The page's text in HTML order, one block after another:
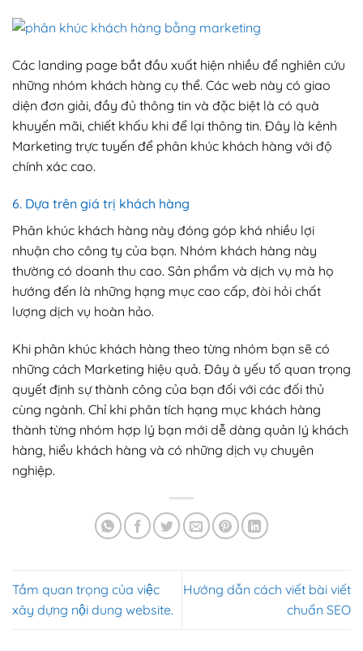
Các landing page bắt đầu xuất hiện nhiều để nghiên cứu
những nhóm khách hàng cụ thể. Các web này có giao
diện đơn giải, đầy đủ thông tin và đặc biệt là có quà
khuyến mãi, chiết khấu khi để lại thông tin. Đây là kênh
Marketing trực tuyến để phân khúc khách hàng với độ
chính xác cao.
6. Dựa trên giá trị khách hàng
Phân khúc khách hàng này đóng góp khá nhiều lợi
nhuận cho công ty của bạn. Nhóm khách hàng này
thường có doanh thu cao. Sản phẩm và dịch vụ mà họ
hướng đến là những hạng mục cao cấp, đòi hỏi chất
lượng dịch vụ hoàn hảo.
Khi phân khúc khách hàng theo từng nhóm bạn sẽ có
những cách Marketing hiệu quả. Đây à yếu tố quan trọng
quyết định sự thành công của bạn đối với các đối thủ
cùng ngành. Chỉ khi phân tích hạng mục khách hàng
thành từng nhóm hợp lý bạn mới dễ dàng quản lý khách
hàng, hiểu khách hàng và có những dịch vụ chuyên
nghiệp.
Tầm quan trọng của việc
xây dựng nội dung website.
Hướng dẫn cách viết bài viết
chuẩn SEO